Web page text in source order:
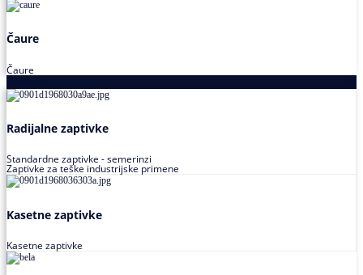
Čaure
Čaure
Radijalne zaptivke
Standardne zaptivke - semerinzi
Zaptivke za teške industrijske primene
Kasetne zaptivke
Kasetne zaptivke